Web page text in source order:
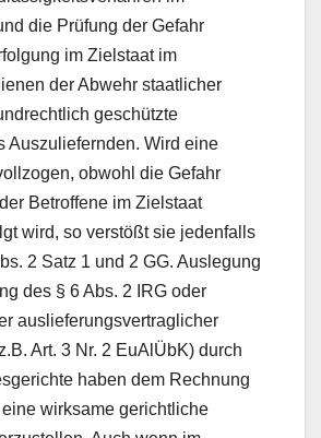
die Prüfung der Gefahr
im Zielstaat im
der Abwehr staatlicher
geschützte
Auszuliefernden. Wird eine
obwohl die Gefahr
Betroffene im Zielstaat
wird, so verstößt sie jedenfalls
2 Satz 1 und 2 GG. Auslegung
des § 6 Abs. 2 IRG oder
auslieferungsvertraglicher
Art. 3 Nr. 2 EuAlÜbK) durch
haben dem Rechnung
wirksame gerichtliche